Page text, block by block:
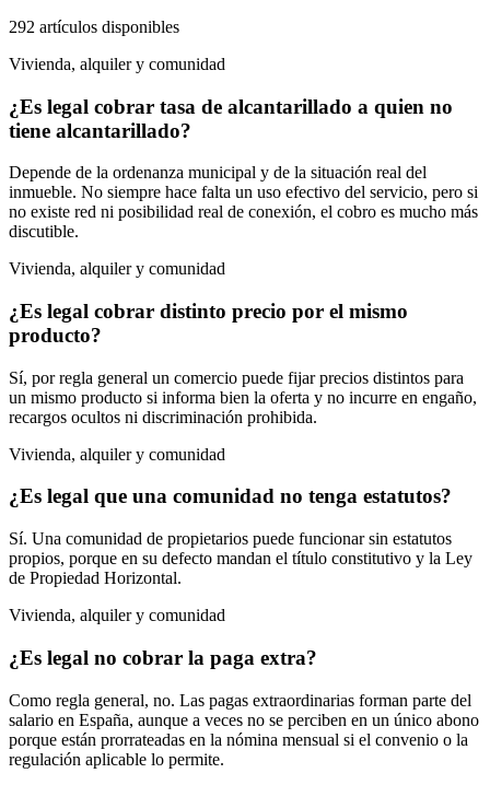
292 artículos disponibles
Vivienda, alquiler y comunidad
¿Es legal cobrar tasa de alcantarillado a quien no
tiene alcantarillado?
Depende de la ordenanza municipal y de la situación real del
inmueble. No siempre hace falta un uso efectivo del servicio, pero si
no existe red ni posibilidad real de conexión, el cobro es mucho más
discutible.
Vivienda, alquiler y comunidad
¿Es legal cobrar distinto precio por el mismo
producto?
Sí, por regla general un comercio puede fijar precios distintos para
un mismo producto si informa bien la oferta y no incurre en engaño,
recargos ocultos ni discriminación prohibida.
Vivienda, alquiler y comunidad
¿Es legal que una comunidad no tenga estatutos?
Sí. Una comunidad de propietarios puede funcionar sin estatutos
propios, porque en su defecto mandan el título constitutivo y la Ley
de Propiedad Horizontal.
Vivienda, alquiler y comunidad
¿Es legal no cobrar la paga extra?
Como regla general, no. Las pagas extraordinarias forman parte del
salario en España, aunque a veces no se perciben en un único abono
porque están prorrateadas en la nómina mensual si el convenio o la
regulación aplicable lo permite.